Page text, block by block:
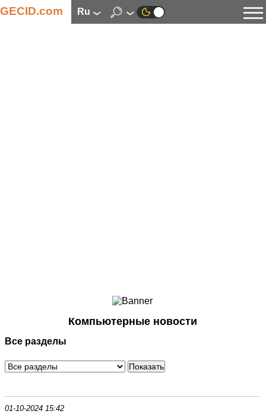
GECID.com ru
Смартфоны
Периферия
Программное обеспечение
Компьютерные новости
Все разделы
01-10-2024 15:42